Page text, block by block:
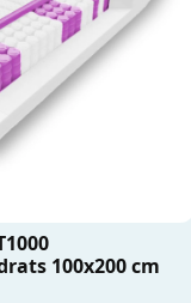
100x200 cm